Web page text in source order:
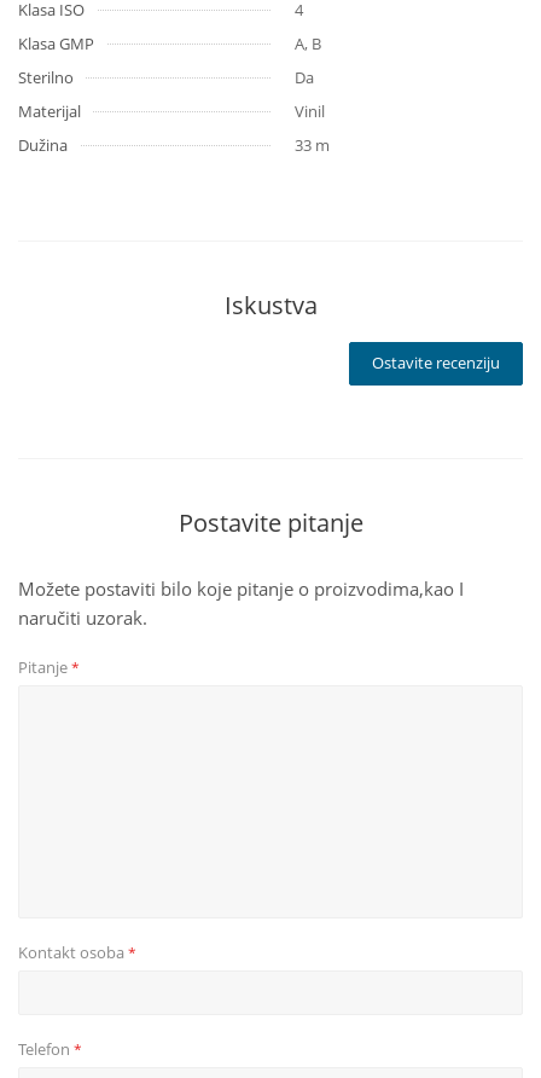
Klasa ISO
4
Klasa GMP
A, B
Sterilno
Da
Materijal
Vinil
Dužina
33 m
Iskustva
Ostavite recenziju
Postavite pitanje
Možete postaviti bilo koje pitanje o proizvodima,kao I
naručiti uzorak.
Pitanje*
Kontakt osoba *
Telefon *